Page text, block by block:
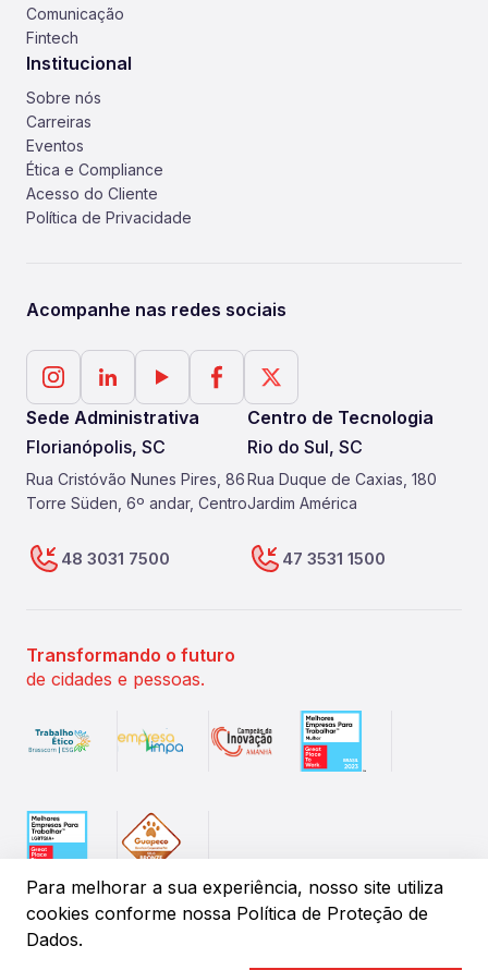
Para melhorar a sua experiência, nosso site utiliza
cookies conforme nossa Política de Proteção de
Dados.
Comunicação
Fintech
Institucional
Sobre nós
Carreiras
Eventos
Ética e Compliance
Acesso do Cliente
Política de Privacidade
Acompanhe nas redes sociais
Sede Administrativa
Florianópolis, SC
Rua Cristóvão Nunes Pires, 86
Torre Süden, 6º andar, Centro
48 3031 7500
Centro de Tecnologia
Rio do Sul, SC
Rua Duque de Caxias, 180
Jardim América
47 3531 1500
Transformando o futuro
de cidades e pessoas.